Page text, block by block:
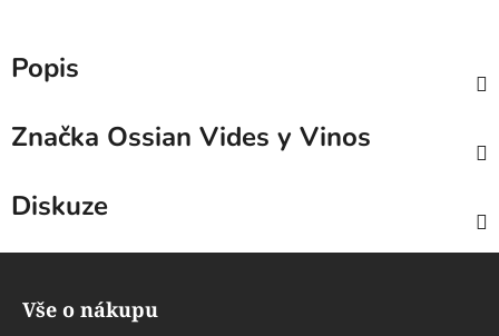
Popis
Značka Ossian Vides y Vinos
Diskuze
Vše o nákupu